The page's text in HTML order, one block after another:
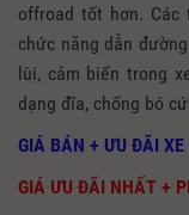
offroad tốt hơn. Các
chức năng dẫn
lùi, cảm biến trong
dạng đĩa, chống bó
GIÁ BÁN + ƯU ĐÃI XE
GIÁ ƯU ĐÃI NHẤT +